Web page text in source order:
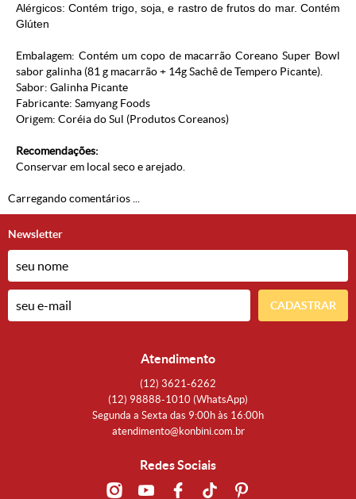
Alérgicos: Contém trigo, soja, e rastro de frutos do mar. Contém
Glúten
Embalagem: Contém um copo de macarrão Coreano Super Bowl
sabor galinha (81 g macarrão + 14g Sachê de Tempero Picante).
Sabor: Galinha Picante
Fabricante: Samyang Foods
Origem: Coréia do Sul (Produtos Coreanos)
Recomendações:
Conservar em local seco e arejado.
Carregando comentários ...
Newsletter
CADASTRAR
Atendimento
(12) 3621-6262
(12) 98888-1010 (WhatsApp)
Segunda a Sexta das 9:00h às 16:00h
atendimento@konbini.com.br
Redes Sociais